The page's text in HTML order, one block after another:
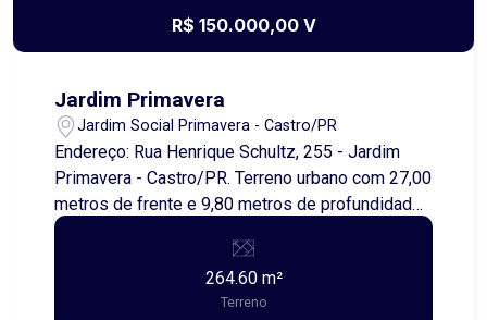
R$ 150.000,00 V
Jardim Primavera
Jardim Social Primavera - Castro/PR
Endereço: Rua Henrique Schultz, 255 - Jardim
Primavera - Castro/PR. Terreno urbano com 27,00
metros de frente e 9,80 metros de profundidade,
totalizando 264,60 m² de área, muito bem
localizado e com ótimo potencial de
diferenciadas, possibilitando diversos tipos de
264.60 m²
Terreno